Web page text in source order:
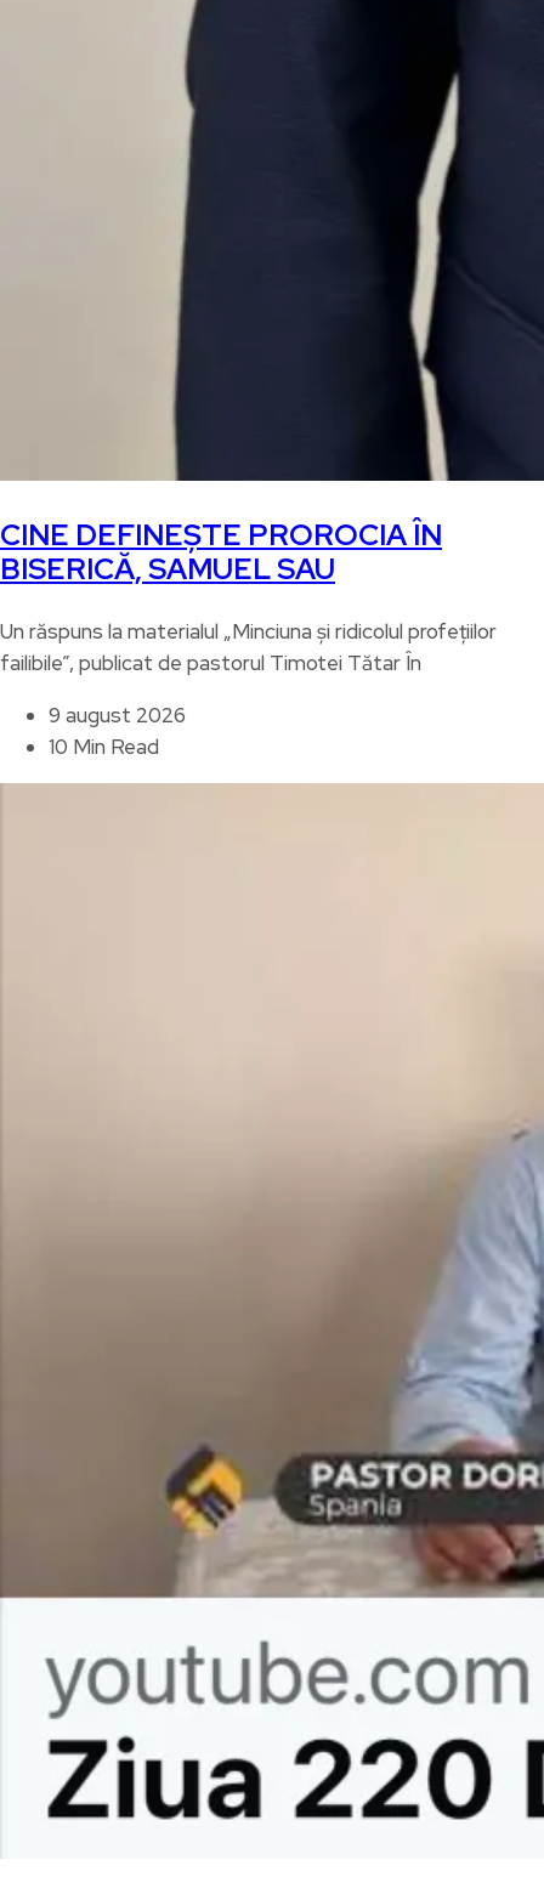
CINE DEFINEȘTE PROROCIA ÎN
BISERICĂ, SAMUEL SAU
Un răspuns la materialul „Minciuna și ridicolul profețiilor
failibile”, publicat de pastorul Timotei Tătar În
9 august 2026
10 Min Read